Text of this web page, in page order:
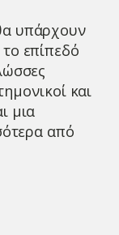
υπάρχουν
επίπεδό
και
μια
από